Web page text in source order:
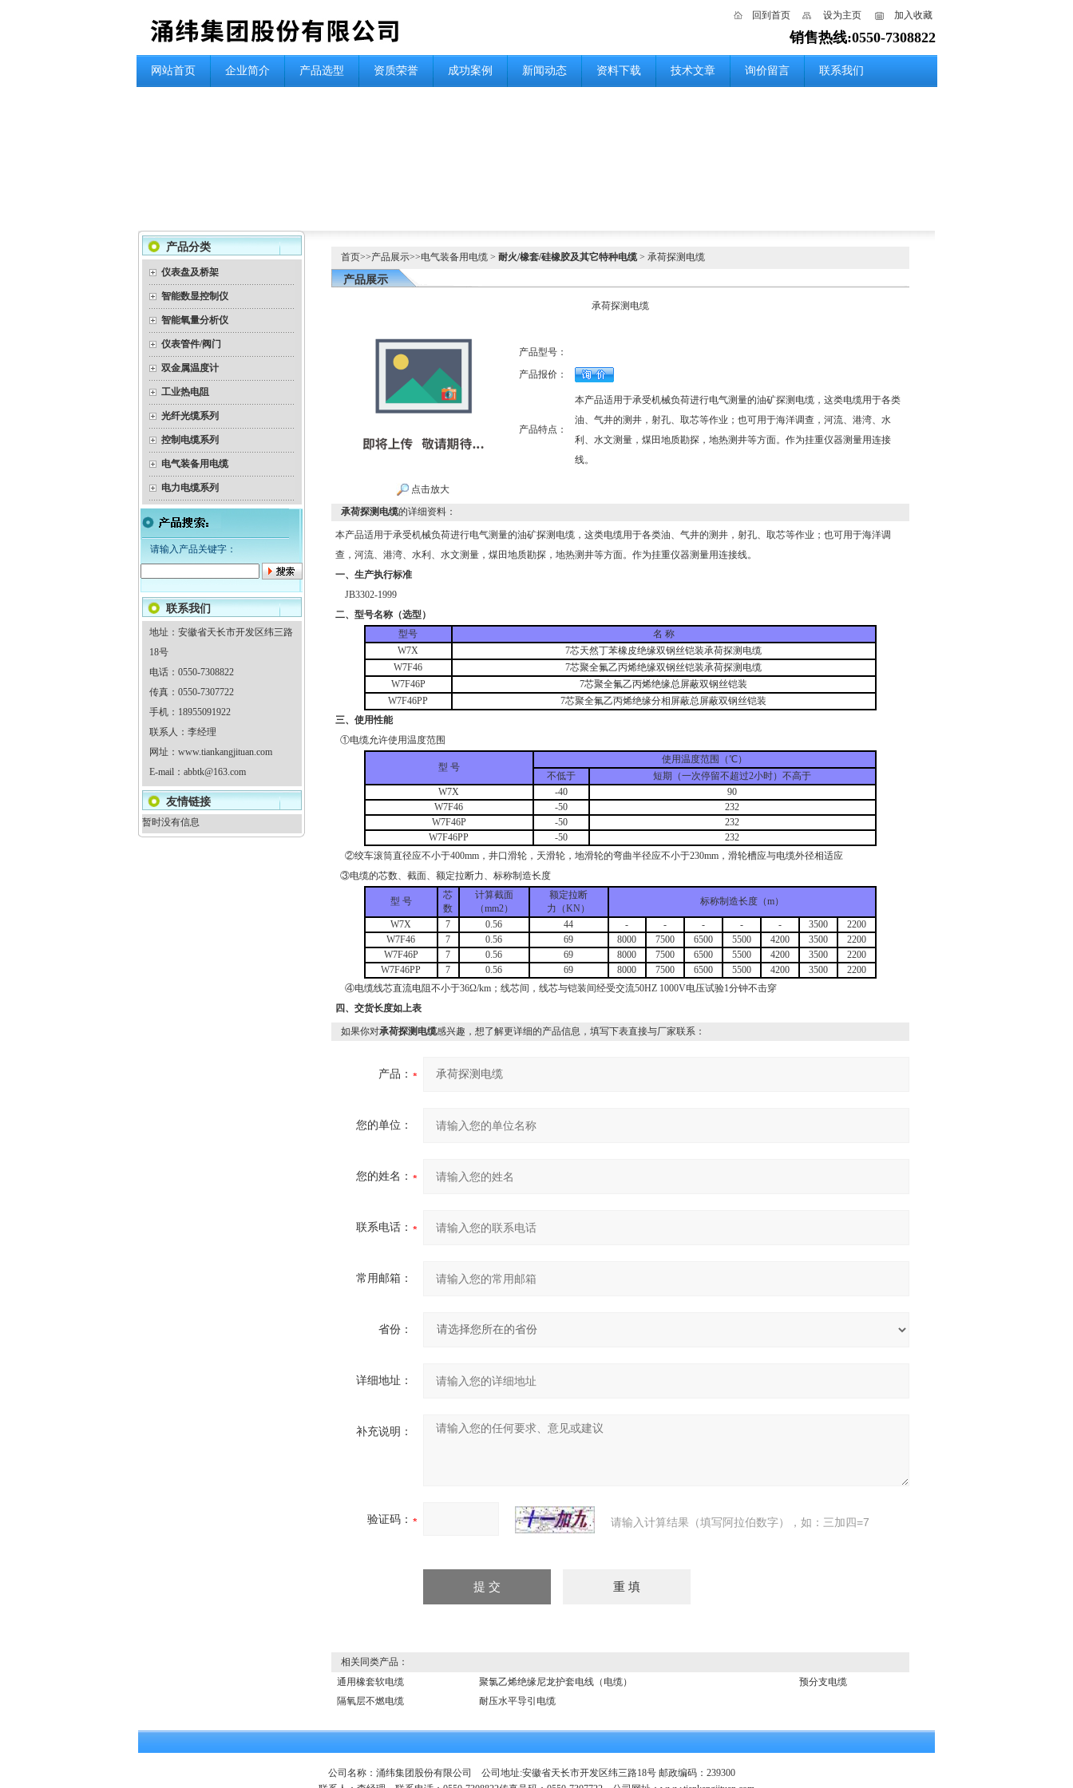
回到首页 设为主页 加入收藏
销售热线:0550-7308822
网站首页 企业简介 产品选型 资质荣誉 成功案例 新闻动态 资料下载 技术文章 询价留言 联系我们
产品分类
仪表盘及桥架
智能数显控制仪
智能氧量分析仪
仪表管件/阀门
双金属温度计
工业热电阻
光纤光缆系列
控制电缆系列
电气装备用电缆
电力电缆系列
请输入产品关键字：
联系我们
地址：安徽省天长市开发区纬三路
18号
电话：0550-7308822
传真：0550-7307722
手机：18955091922
联系人：李经理
网址： www.tiankangjituan.com
E-mail： abbtk@163.com
友情链接
暂时没有信息
首页>>产品展示>>电气装备用电缆> 耐火/橡套/硅橡胶及其它特种电缆> 承荷探测电缆
产品展示
承荷探测电缆
点击放大
产品型号：
产品报价：
产品特点：
本产品适用于承受机械负荷进行电气测量的油矿探测电缆，这类电缆用于各类
油、气井的测井，射孔、取芯等作业；也可用于海洋调查，河流、港湾、水
利、水文测量，煤田地质勘探，地热测井等方面。作为挂重仪器测量用连接
线。
承荷探测电缆的详细资料：
本产品适用于承受机械负荷进行电气测量的油矿探测电缆，这类电缆用于各类油、气井的测井，射孔、取芯等作业；也可用于海洋调
查，河流、港湾、水利、水文测量，煤田地质勘探，地热测井等方面。作为挂重仪器测量用连接线。
一、生产执行标准
JB3302-1999
二、型号名称（选型）
型号
名 称
W7X
7芯天然丁苯橡皮绝缘双钢丝铠装承荷探测电缆
W7F46
7芯聚全氟乙丙烯绝缘双钢丝铠装承荷探测电缆
W7F46P
7芯聚全氟乙丙烯绝缘总屏蔽双钢丝铠装
W7F46PP
7芯聚全氟乙丙烯绝缘分相屏蔽总屏蔽双钢丝铠装
三、使用性能
①电缆允许使用温度范围
型 号
使用温度范围（℃）
不低于
短期（一次停留不超过2小时）不高于
W7X
-40
90
W7F46
-50
232
W7F46P
-50
232
W7F46PP
-50
232
②绞车滚筒直径应不小于400mm，井口滑轮，天滑轮，地滑轮的弯曲半径应不小于230mm，滑轮槽应与电缆外径相适应
③电缆的芯数、截面、额定拉断力、标称制造长度
型 号
芯
数
计算截面
（mm2）
额定拉断
力（KN）
标称制造长度（m）
W7X 7 0.56 44 - - - - - 3500
2200
W7F46
7 0.56 69 8000 7500 6500 5500 4200 3500
2200
W7F46P
7 0.56 69 8000 7500 6500 5500 4200 3500
2200
W7F46PP
7 0.56 69 8000 7500 6500 5500 4200 3500
2200
④电缆线芯直流电阻不小于36Ω/km；线芯间，线芯与铠装间经受交流50HZ 1000V电压试验1分钟不击穿
四、交货长度如上表
如果你对承荷探测电缆感兴趣，想了解更详细的产品信息，填写下表直接与厂家联系：
产品：
您的单位：
您的姓名：
联系电话：
常用邮箱：
省份：
详细地址：
补充说明：
验证码： 请输入计算结果（填写阿拉伯数字），如：三加四=7
相关同类产品：
通用橡套软电缆
聚氯乙烯绝缘尼龙护套电线（电缆）
预分支电缆
隔氧层不燃电缆
耐压水平导引电缆
公司名称：涌纬集团股份有限公司 公司地址:安徽省天长市开发区纬三路18号 邮政编码：239300